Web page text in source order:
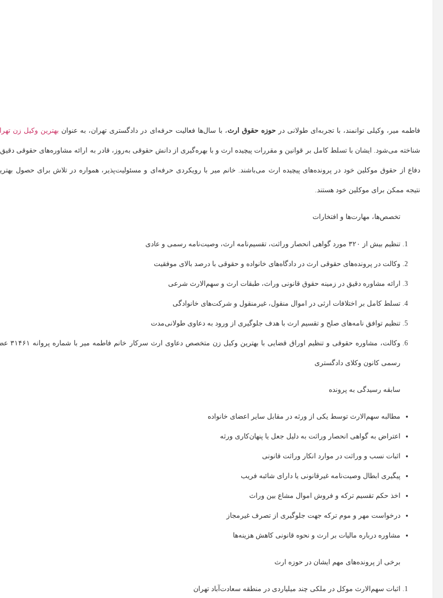
فاطمه میر، وکیلی توانمند، با تجربه‌ای طولانی درحوزه حقوق ارث، با سال‌ها فعالیت حرفه‌ای در دادگستری تهران، به عنوان بهترین وکیل زن
شناخته می‌شود. ایشان با تسلط کامل بر قوانین و مقررات پیچیده ارث و با بهره‌گیری از دانش حقوقی به‌روز، قادر به ارائه مشاوره‌های حقوقی
دفاع از حقوق موکلین خود در پرونده‌های پیچیده ارث می‌باشند. خانم میر با رویکردی حرفه‌ای و مسئولیت‌پذیر، همواره در تلاش برای حصول
نتیجه ممکن برای موکلین خود هستند.
تخصص‌ها، مهارت‌ها و افتخارات
تنظیم بیش از ۳۲۰ مورد گواهی انحصار وراثت، تقسیم‌نامه ارث، وصیت‌نامه رسمی و عادی
وکالت در پرونده‌های حقوقی ارث در دادگاه‌های خانواده و حقوقی با درصد بالای موفقیت
ارائه مشاوره دقیق در زمینه حقوق قانونی وراث، طبقات ارث و سهم‌الارث شرعی
تسلط کامل بر اختلافات ارثی در اموال منقول، غیرمنقول و شرکت‌های خانوادگی
تنظیم توافق ‌نامه‌های صلح و تقسیم ارث با هدف جلوگیری از ورود به دعاوی طولانی‌مدت
وکالت، مشاوره حقوقی و تنظیم اوراق قضایی با بهترین وکیل زن متخصص دعاوی
رسمی کانون وکلای دادگستری
سابقه رسیدگی به پرونده
مطالبه سهم‌الارث توسط یکی از ورثه در مقابل سایر اعضای خانواده
اعتراض به گواهی انحصار وراثت به دلیل جعل یا پنهان‌کاری ورثه
اثبات نسب و وراثت در موارد انکار وراثت قانونی
پیگیری ابطال وصیت‌نامه غیرقانونی یا دارای شائبه فریب
اخذ حکم تقسیم ترکه و فروش اموال مشاع بین وراث
درخواست مهر و موم ترکه جهت جلوگیری از تصرف غیرمجاز
مشاوره درباره مالیات بر ارث و نحوه قانونی کاهش هزینه‌ها
برخی از پرونده‌های مهم ایشان در حوزه ارث
اثبات سهم‌الارث موکل در ملکی چند میلیاردی در منطقه سعادت‌آباد تهران